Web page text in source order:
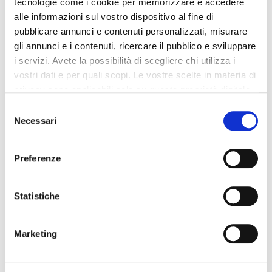
tecnologie come i cookie per memorizzare e accedere
alle informazioni sul vostro dispositivo al fine di
pubblicare annunci e contenuti personalizzati, misurare
gli annunci e i contenuti, ricercare il pubblico e sviluppare
i servizi. Avete la possibilità di scegliere chi utilizza i
vostri dati e per quali scopi. Le vostre scelte in materia di
modificare o revocare il proprio consenso in qualsiasi
momento dalla Dichiarazione sui cookie o facendo clic
raccogliere informazioni sulla tua posizione
geografica, con un'approssimazione di qualche
Identificare il tuo dispositivo, scansionandolo
delNecessari
Preferenze
Statistiche
Marketing
Altri prodotti che potrebbero
interessarti